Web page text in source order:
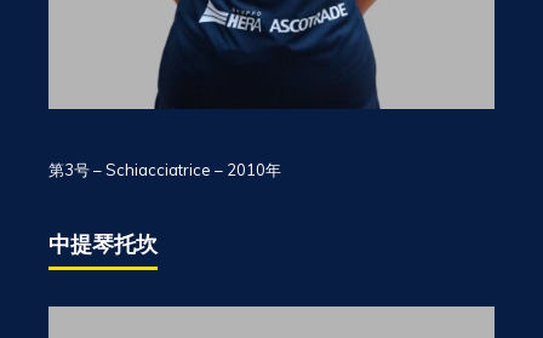
第3号 – Schiacciatrice – 2010年
中提琴托坎